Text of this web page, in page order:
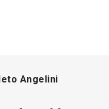
Angelini